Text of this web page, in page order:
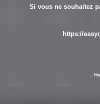
Si vous ne souhaitez
https://
.: